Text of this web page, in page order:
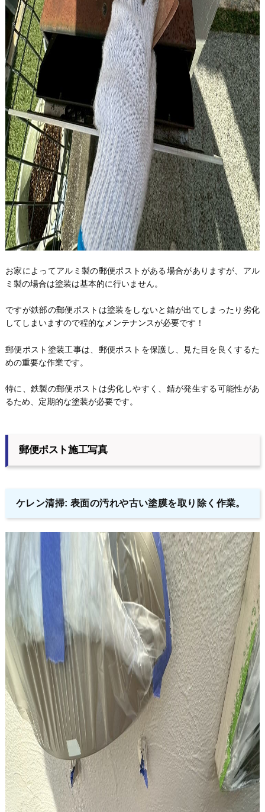
お家によってアルミ製の郵便ポストがある場合がありますが、アル
ミ製の場合は塗装は基本的に行いません。
ですが鉄部の郵便ポストは塗装をしないと錆が出てしまったり劣化
してしまいますので程的なメンテナンスが必要です！
郵便ポスト塗装工事は、郵便ポストを保護し、見た目を良くするた
めの重要な作業です。
特に、鉄製の郵便ポストは劣化しやすく、錆が発生する可能性があ
るため、定期的な塗装が必要です。
郵便ポスト施工写真
ケレン清掃: 表面の汚れや古い塗膜を取り除く作業。